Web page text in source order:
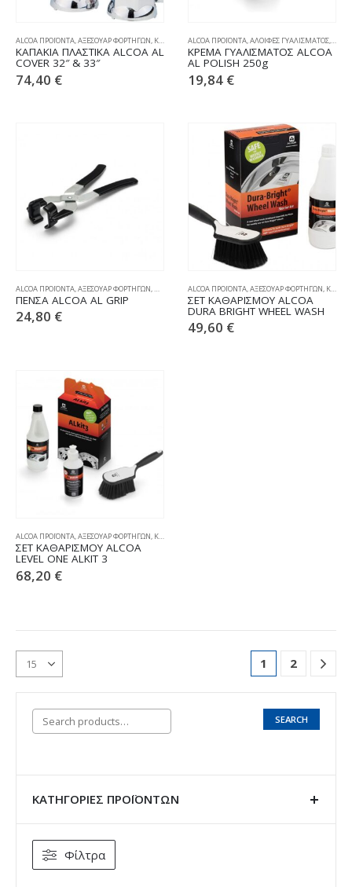
ALCOA ΠΡΟΪΟΝΤΑ,ΑΞΕΣΟΥΑΡ ΦΟΡΤΗΓΩΝ, ΚΑΠΑΚΙΑ ,ΠΛΑΣΤΙΚΑ
ΚΑΠΑΚΙΑ ΠΛΑΣΤΙΚΑ ALCOA AL
COVER 32″ & 33″
74,40 €
ALCOA ΠΡΟΪΟΝΤΑ,ΑΛΟΙΦΕΣ ΓΥΑΛΙΣΜΑΤΟΣ,
ΚΡΕΜΑ ΓΥΑΛΙΣΜΑΤΟΣ ALCOA
AL POLISH 250g
19,84 €
ALCOA ΠΡΟΪΟΝΤΑ ΑΞΕΣΟΥΑΡ ΦΟΡΤΗΓΩΝ ΠΕΝΣΕΣ ΓΙΑ ΚΑΠΑΚΙΑ
ΠΕΝΣΑ ALCOA AL GRIP
24,80 €
ALCOA ΠΡΟΪΟΝΤΑ ΑΞΕΣΟΥΑΡ ΦΟΡΤΗΓΩΝ ΚΑΘΑΡΙΣΜΟΣ & ΣΥΝΤΗΡΗΣΗ
ΣΕΤ ΚΑΘΑΡΙΣΜΟΥ ALCOA
DURA BRIGHT WHEEL WASH
49,60 €
ALCOA ΠΡΟΪΟΝΤΑ,ΑΞΕΣΟΥΑΡ ΦΟΡΤΗΓΩΝ, ΚΑΘΑΡΙΣΜΟΣ & ΣΥΝΤΗΡΗΣΗ
ΣΕΤ ΚΑΘΑΡΙΣΜΟΥ ALCOA
LEVEL ONE ALKIT 3
68,20 €
1 2
SEARCH
ΚΑΤΗΓΟΡΊΕΣ ΠΡΟΪΌΝΤΩΝ
Φίλτρα